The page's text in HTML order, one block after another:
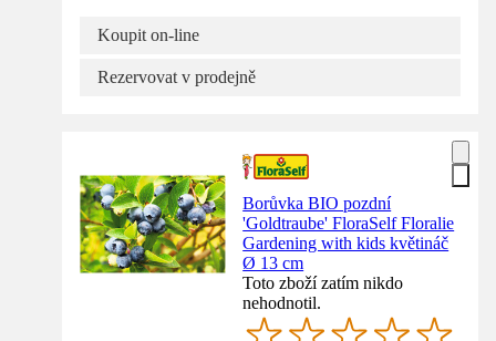
Koupit on-line
Rezervovat v prodejně
Borůvka BIO pozdní
'Goldtraube' FloraSelf Floralie
Gardening with kids květináč
Ø 13 cm
Toto zboží zatím nikdo
nehodnotil.